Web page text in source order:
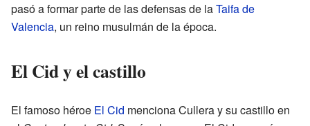
pasó a formar parte de las defensas de laTaifa de
Valencia, un reino musulmán de la época.
El Cid y el castillo
El famoso héroe El Cid menciona Cullera y su castillo en